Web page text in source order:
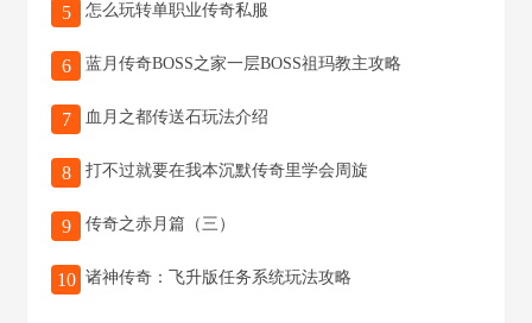
5 怎么玩转单职业传奇私服
6 蓝月传奇BOSS之家一层BOSS祖玛教主攻略
7 血月之都传送石玩法介绍
8 打不过就要在我本沉默传奇里学会周旋
9 传奇之赤月篇（三）
10 诸神传奇：飞升版任务系统玩法攻略